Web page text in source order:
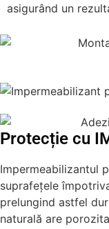
asigurând un
Protecție cu
Impermeabilizantul
suprafețele
prelungind astfel
naturală are